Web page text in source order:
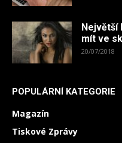
mít ve
20/07/2018
POPULÁRNÍ KATEGORIE
Magazín
Tiskové Zprávy